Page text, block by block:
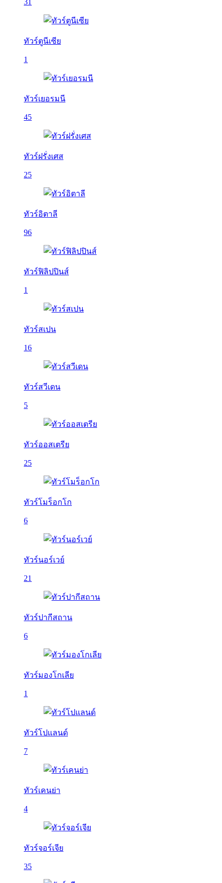
31
ทัวร์ตูนีเซีย
1
ทัวร์เยอรมนี
45
ทัวร์ฝรั่งเศส
25
ทัวร์อิตาลี
96
ทัวร์ฟิลิปปินส์
1
ทัวร์สเปน
16
ทัวร์สวีเดน
5
ทัวร์ออสเตรีย
25
ทัวร์โมร็อกโก
6
ทัวร์นอร์เวย์
21
ทัวร์ปากีสถาน
6
ทัวร์มองโกเลีย
1
ทัวร์โปแลนด์
7
ทัวร์เคนย่า
4
ทัวร์จอร์เจีย
35